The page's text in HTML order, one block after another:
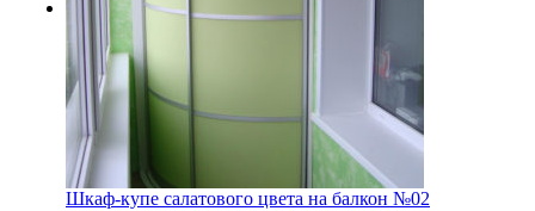
Шкаф-купе салатового цвета на балкон №02